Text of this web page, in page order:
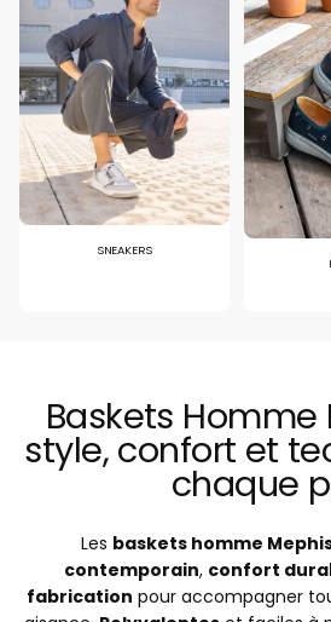
SNEAKERS
Baskets Homme
style, confort et
chaque
Les baskets homme
contemporain, confort
fabrication pour accompagner